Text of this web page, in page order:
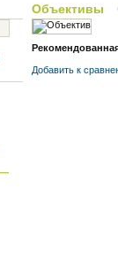
Объективы
Добавить к